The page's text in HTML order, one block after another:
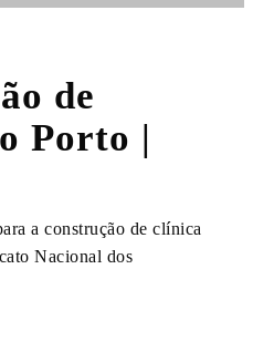
de
Porto |
a construção de clínica
Nacional dos